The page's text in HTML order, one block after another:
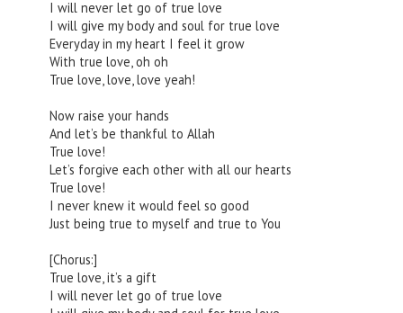
I will never let go of true love
I will give my body and soul for true love
Everyday in my heart I feel it grow
With true love, oh oh
True love, love, love yeah!
Now raise your hands
And let’s be thankful to Allah
True love!
Let’s forgive each other with all our hearts
True love!
I never knew it would feel so good
Just being true to myself and true to You
[Chorus:]
True love, it’s a gift
I will never let go of true love